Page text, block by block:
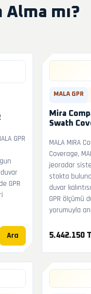
Alma mı?
GPR
GPR
Ara
MALA GPR
Mira
Swath
MALA MIRA
Coverage,
jeoradar
stokta
duvar
GPR ölçümü
yorumuyla
5.442.150